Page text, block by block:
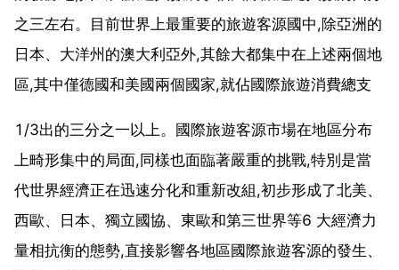
之三左右。目前世界上最重要的旅遊客源國中,除亞洲的
日本、大洋州的澳大利亞外,其餘大都集中在上述兩個地
區,其中僅德國和美國兩個國家,就佔國際旅遊消費總支
1/3出的三分之一以上。國際旅遊客源市場在地區分布
上畸形集中的局面,同樣也面臨著嚴重的挑戰,特別是當
代世界經濟正在迅速分化和重新改組,初步形成了北美、
西歐、日本、獨立國協、東歐和第三世界等6 大經濟力
量相抗衡的態勢,直接影響各地區國際旅遊客源的發生、